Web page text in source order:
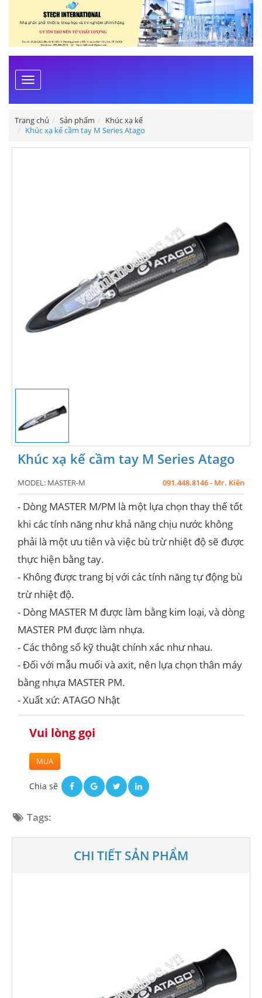
Toggle
navigation
Trang chủ Sản phẩm
Khúc xạ kế
Khúc xạ kế cầm tay M Series Atago
Khúc xạ kế cầm tay M Series Atago
MODEL: MASTER-M 091.448.8146 - Mr. Kiên
- Dòng MASTER M/PM là một lựa chọn thay thế tốt
khi các tính năng như khả năng chịu nước không
phải là một ưu tiên và việc bù trừ nhiệt độ sẽ được
thực hiện bằng tay.
- Không được trang bị với các tính năng tự động bù
trừ nhiệt độ.
- Dòng MASTER M được làm bằng kim loại, và dòng
MASTER PM được làm nhựa.
- Các thông số kỹ thuật chính xác như nhau.
- Đối với mẫu muối và axit, nên lựa chọn thân máy
bằng nhựa MASTER PM.
- Xuất xứ: ATAGO Nhật
Vui lòng gọi
MUA
Chia sẽ
Tags:
CHI TIẾT SẢN PHẨM